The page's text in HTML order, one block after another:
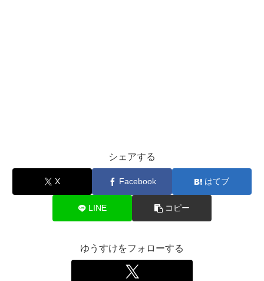
シェアする
X Facebook はてブ
LINE コピー
ゆうすけをフォローする